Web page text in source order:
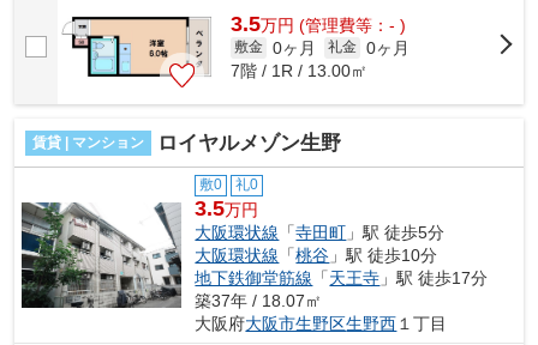
3.5万円 (管理費等：- )
敷金 0ヶ月 礼金 0ヶ月
7階 / 1R / 13.00㎡
賃貸 | マンション ロイヤルメゾン生野
敷0 礼0
3.5万円
大阪環状線 「寺田町 」駅 徒歩5分
大阪環状線 「桃谷 」駅 徒歩10分
地下鉄御堂筋線 「天王寺 」駅 徒歩17分
築37年 / 18.07㎡
大阪府大阪市生野区生野西 １丁目